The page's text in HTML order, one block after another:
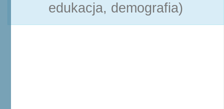
edukacja, demografia)